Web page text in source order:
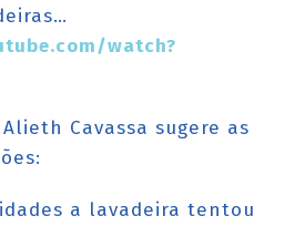
watch?
Cavassa sugere as
a lavadeira tentou